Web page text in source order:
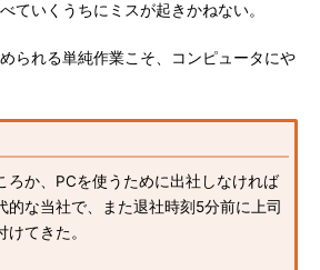
ていくうちにミスが起きかねない。
られる単純作業こそ、コンピュータにや
か、PCを使うために出社しなければ
的な当社で、また退社時刻5分前に上司
てきた。